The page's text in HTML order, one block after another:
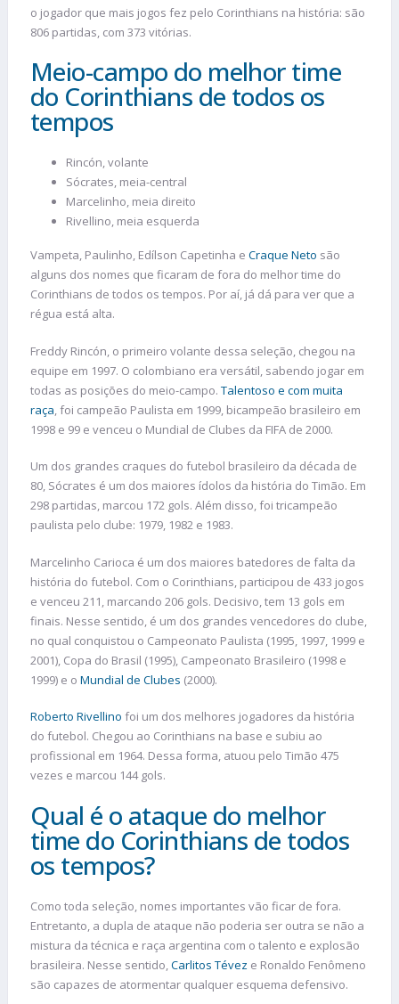
o jogador que mais jogos fez pelo Corinthians na história: são
806 partidas, com 373 vitórias.
Meio-campo do melhor time
do Corinthians de todos os
tempos
Rincón, volante
Sócrates, meia-central
Marcelinho, meia direito
Rivellino, meia esquerda
Vampeta, Paulinho, Edílson Capetinha e Craque Neto são
alguns dos nomes que ficaram de fora do melhor time do
Corinthians de todos os tempos. Por aí, já dá para ver que a
régua está alta.
Freddy Rincón, o primeiro volante dessa seleção, chegou na
equipe em 1997. O colombiano era versátil, sabendo jogar em
todas as posições do meio-campo. Talentoso e com muita
raça, foi campeão Paulista em 1999, bicampeão brasileiro em
1998 e 99 e venceu o Mundial de Clubes da FIFA de 2000.
Um dos grandes craques do futebol brasileiro da década de
80, Sócrates é um dos maiores ídolos da história do Timão. Em
298 partidas, marcou 172 gols. Além disso, foi tricampeão
paulista pelo clube: 1979, 1982 e 1983.
Marcelinho Carioca é um dos maiores batedores de falta da
história do futebol. Com o Corinthians, participou de 433 jogos
e venceu 211, marcando 206 gols. Decisivo, tem 13 gols em
finais. Nesse sentido, é um dos grandes vencedores do clube,
no qual conquistou o Campeonato Paulista (1995, 1997, 1999 e
2001), Copa do Brasil (1995), Campeonato Brasileiro (1998 e
1999) e o Mundial de Clubes (2000).
Roberto Rivellino foi um dos melhores jogadores da história
do futebol. Chegou ao Corinthians na base e subiu ao
profissional em 1964. Dessa forma, atuou pelo Timão 475
vezes e marcou 144 gols.
Qual é o ataque do melhor
time do Corinthians de todos
os tempos?
Como toda seleção, nomes importantes vão ficar de fora.
Entretanto, a dupla de ataque não poderia ser outra se não a
mistura da técnica e raça argentina com o talento e explosão
brasileira. Nesse sentido,Carlitos Tévez e Ronaldo Fenômeno
são capazes de atormentar qualquer esquema defensivo.